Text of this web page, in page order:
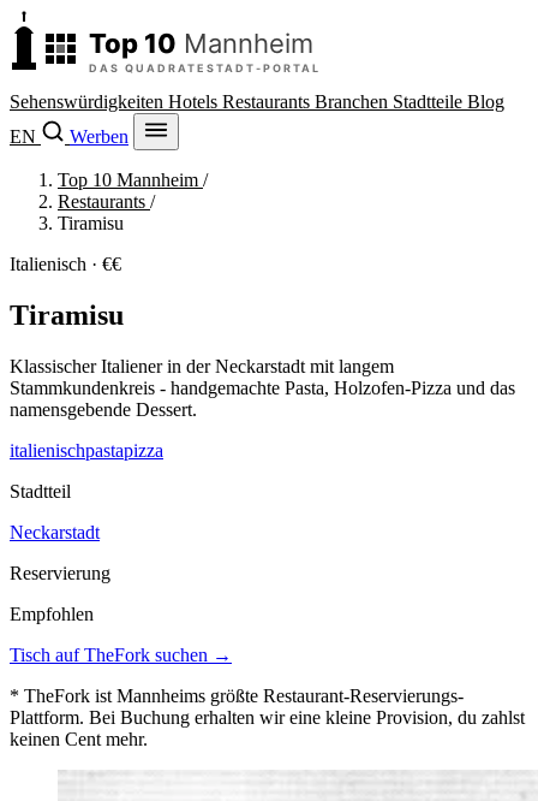
Sehenswürdigkeiten Hotels Restaurants Branchen Stadtteile Blog
EN
Werben
Top 10 Mannheim /
Restaurants /
Tiramisu
Italienisch · €€
Tiramisu
Klassischer Italiener in der Neckarstadt mit langem
Stammkundenkreis - handgemachte Pasta, Holzofen-Pizza und das
namensgebende Dessert.
italienischpastapizza
Stadtteil
Neckarstadt
Reservierung
Empfohlen
Tisch auf TheFork suchen →
* TheFork ist Mannheims größte Restaurant-Reservierungs-
Plattform. Bei Buchung erhalten wir eine kleine Provision, du zahlst
keinen Cent mehr.